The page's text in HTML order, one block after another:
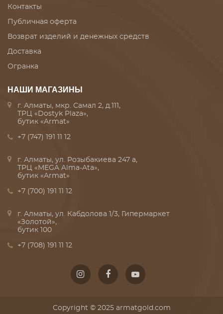
Контакты
Публичная оферта
Возврат изделий и денежных средств
Доставка
Огранка
НАШИ МАГАЗИНЫ
г. Алматы, мкр. Самал 2, д.111,
ТРЦ «Dostyk Plaza»,
бутик «Armat»
+7 (747) 191 11 12
г. Алматы, ул. Розыбакиева 247 а,
ТРЦ «MEGA Alma-Ata»,
бутик «Armat»
+7 (700) 191 11 12
г. Алматы, ул. Кабдолова 1/3, Гипермаркет
«Золотой»,
бутик 100
+7 (708) 191 11 12
Copyright © 2025 armatgold.com